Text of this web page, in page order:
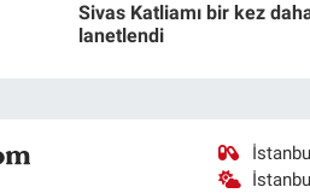
Sivas Katliamı bir kez
lanetlendi